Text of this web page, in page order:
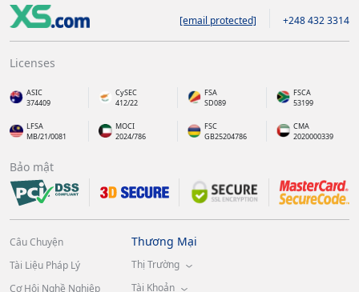
[email protected] +248 432 3314
Licenses
ASIC
374409
CySEC
412/22
FSA
SD089
FSCA
53199
LFSA
MB/21/0081
MOCI
2024/786
FSC
GB25204786
CMA
2020000339
Bảo mật
Câu Chuyện
Tài Liệu Pháp Lý
Cơ Hội Nghề Nghiệp
Thương Mại
Thị Trường
Tài Khoản